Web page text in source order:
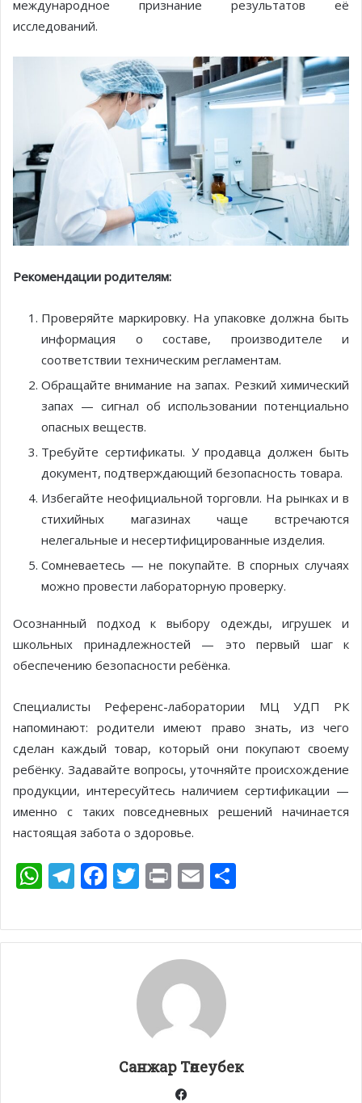
международное признание результатов её
исследований.
Рекомендации родителям:
Проверяйте маркировку. На упаковке должна быть
информация о составе, производителе и
соответствии техническим регламентам.
Обращайте внимание на запах. Резкий химический
запах — сигнал об использовании потенциально
опасных веществ.
Требуйте сертификаты. У продавца должен быть
документ, подтверждающий безопасность товара.
Избегайте неофициальной торговли. На рынках и в
стихийных магазинах чаще встречаются
нелегальные и несертифицированные изделия.
Сомневаетесь — не покупайте. В спорных случаях
можно провести лабораторную проверку.
Осознанный подход к выбору одежды, игрушек и
школьных принадлежностей — это первый шаг к
обеспечению безопасности ребёнка.
Специалисты Референс-лаборатории МЦ УДП РК
напоминают: родители имеют право знать, из чего
сделан каждый товар, который они покупают своему
ребёнку. Задавайте вопросы, уточняйте происхождение
продукции, интересуйтесь наличием сертификации —
именно с таких повседневных решений начинается
настоящая забота о здоровье.
W
at
s
T
e
gr
F
e
b
T
itt
er
Pr
t
E
ai
l
п
р
т
ь
Санжар Төлеубек
Facebook